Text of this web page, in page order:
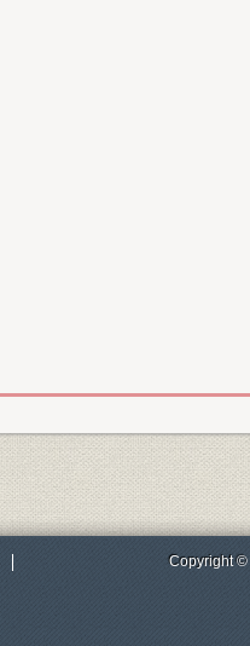
Copyright ©